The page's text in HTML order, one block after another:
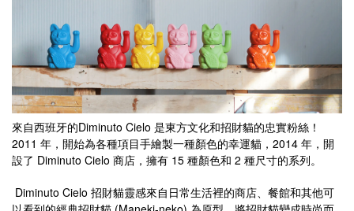
來自西班牙的Diminuto Cielo 是東方文化和招財貓的忠實粉絲！
2011 年，開始為各種項目手繪製一種顏色的幸運貓，2014 年，開
設了 Diminuto Cielo 商店，擁有 15 種顏色和 2 種尺寸的系列。
Diminuto Cielo 招財貓靈感來自日常生活裡的商店、餐館和其他可